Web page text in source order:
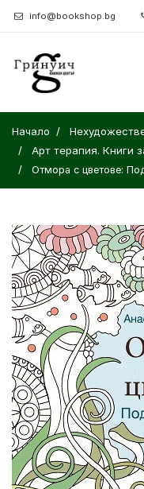
info@bookshop.bg
Начало
Арт терапия. Книги
Отмора с цветове: